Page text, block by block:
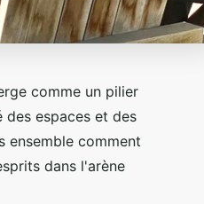
comme un pilier
des espaces et des
ensemble comment
dans l'arène